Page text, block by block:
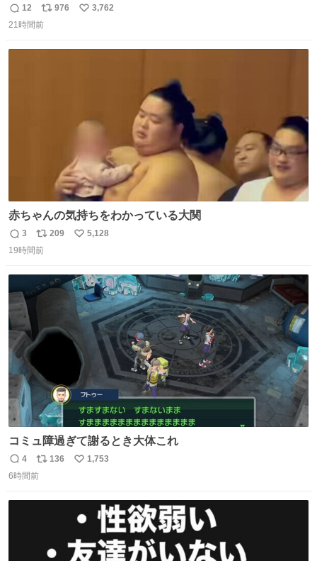
司を探している人へ！ シュガーバタークレープは目黒、品
川、蒲田、渋谷、川崎、横浜、鶴見、九州の一部エリア限
返
信
12
リ
ポ
976
い
3,762
21時間前
赤ちゃんの気持ちをわかっている大関
返
信
3
リ
ポ
ト
209
い
数
5,128
19時間前
コミュ障過ぎて謝るとき大体これ
返
信
4
リ
ポ
136
い
1,753
6時間前